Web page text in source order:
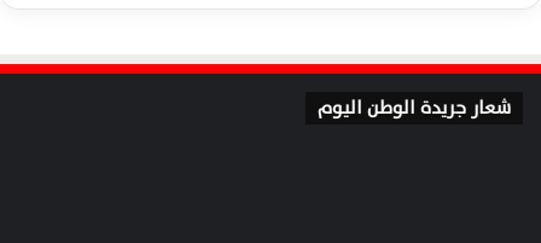
شعار جريدة الوطن اليوم